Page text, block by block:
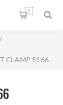
0
CLAMP 5166